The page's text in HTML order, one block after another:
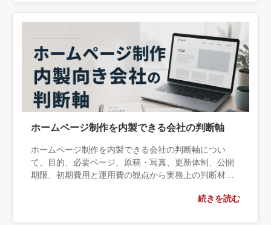
ホームページ制作を内製できる会社の判断軸
ホームページ制作を内製できる会社の判断軸につい
て、目的、必要ページ、原稿・写真、更新体制、公開
期限、初期費用と運用費の観点から実務上の判断材料
る条件、相談前に用意する情報、依頼後に確認すべき
続きを読む